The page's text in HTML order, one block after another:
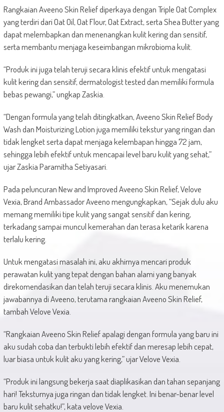
Rangkaian Aveeno Skin Relief diperkaya dengan Triple Oat Complex
yang terdiri dari Oat Oil, Oat Flour, Oat Extract, serta Shea Butter yang
dapat melembapkan dan menenangkan kulit kering dan sensitif,
serta membantu menjaga keseimbangan mikrobioma kulit.
“Produk ini juga telah teruji secara klinis efektif untuk mengatasi
kulit kering dan sensitif, dermatologist tested dan memiliki formula
bebas pewangi,” ungkap Zaskia.
“Dengan formula yang telah ditingkatkan, Aveeno Skin Relief Body
Wash dan Moisturizing Lotion juga memiliki tekstur yang ringan dan
tidak lengket serta dapat menjaga kelembapan hingga 72 jam,
sehingga lebih efektif untuk mencapai level baru kulit yang sehat,”
ujar Zaskia Paramitha Setiyasari.
Pada peluncuran New and Improved Aveeno Skin Relief, Velove
Vexia, Brand Ambassador Aveeno mengungkapkan, “Sejak dulu aku
memang memiliki tipe kulit yang sangat sensitif dan kering,
terkadang sampai muncul kemerahan dan terasa ketarik karena
terlalu kering.
Untuk mengatasi masalah ini, aku akhirnya mencari produk
perawatan kulit yang tepat dengan bahan alami yang banyak
direkomendasikan dan telah teruji secara klinis. Aku menemukan
jawabannya di Aveeno, terutama rangkaian Aveeno Skin Relief,
tambah Velove Vexia.
“Rangkaian Aveeno Skin Relief apalagi dengan formula yang baru ini
aku sudah coba dan terbukti lebih efektif dan meresap lebih cepat,
luar biasa untuk kulit aku yang kering,” ujar Velove Vexia.
“Produk ini langsung bekerja saat diaplikasikan dan tahan sepanjang
hari! Teksturnya juga ringan dan tidak lengket. Ini benar-benar level
baru kulit sehatku!”, kata velove Vexia.